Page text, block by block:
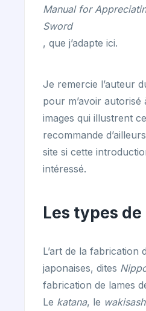
Manual for
Sword
, que j’adapte ici.
Je remercie l’auteur
pour m’avoir
images qui illustrent
recommande
site si cette
intéressé.
Les types de
L’art de la fabrication
japonaises, dites
fabrication de lames
Le katana, le